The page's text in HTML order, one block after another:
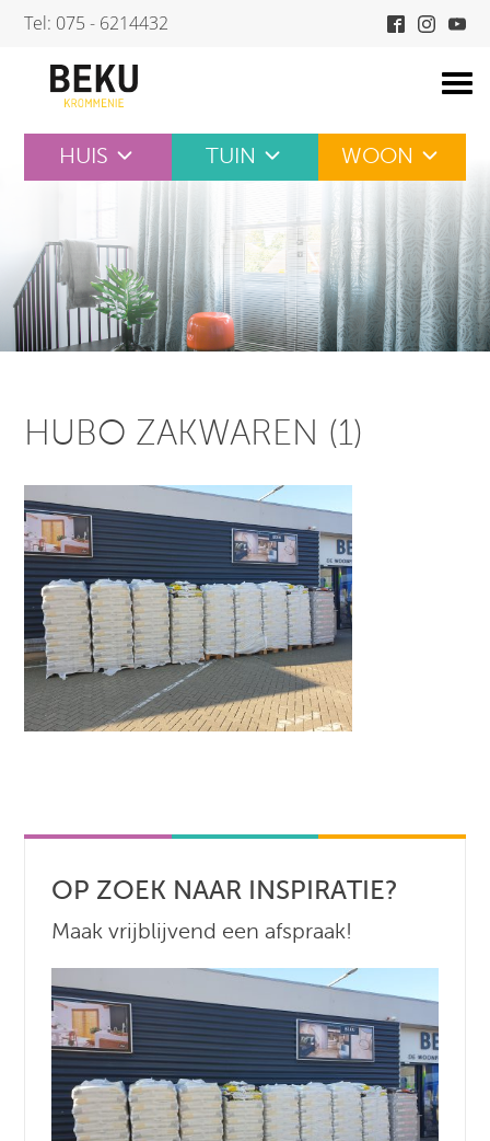
Skip
content
Tel: 075 - 6214432
HUIS TUIN WOON
HUBO ZAKWAREN (1)
OP ZOEK NAAR INSPIRATIE?
Maak vrijblijvend een afspraak!